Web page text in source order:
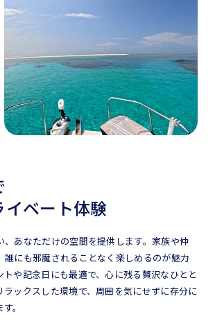
ベート体験
、あなただけの空間を提供します。家族や仲
誰にも邪魔されることなく楽しめるのが魅力
トや記念日にも最適で、心に残る贅沢なひとと
ラックスした環境で、周囲を気にせずに存分に
。